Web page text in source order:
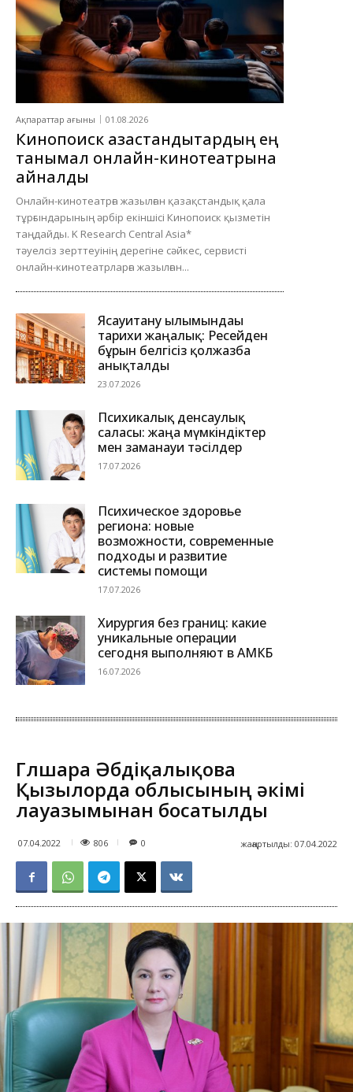
Ақпараттар ағыны 01.08.2026
Кинопоиск қазақстандықтардың ең
танымал онлайн-кинотеатрына
айналды
Онлайн-кинотеатрға жазылған қазақстандық қала
тұрғындарының әрбір екіншісі Кинопоиск қызметін
таңдайды. K Research Central Asia*
тәуелсіз зерттеуінің дерегіне сәйкес, сервисті
онлайн-кинотеатрларға жазылған...
Ясауитану ғылымындағы
тарихи жаңалық: Ресейден
бұрын белгісіз қолжазба
анықталды
23.07.2026
Психикалық денсаулық
саласы: жаңа мүмкіндіктер
мен заманауи тәсілдер
17.07.2026
Психическое здоровье
региона: новые
возможности, современные
подходы и развитие
системы помощи
17.07.2026
Хирургия без границ: какие
уникальные операции
сегодня выполняют в АМКБ
16.07.2026